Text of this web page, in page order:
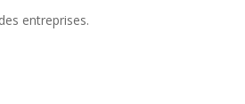
entreprises.